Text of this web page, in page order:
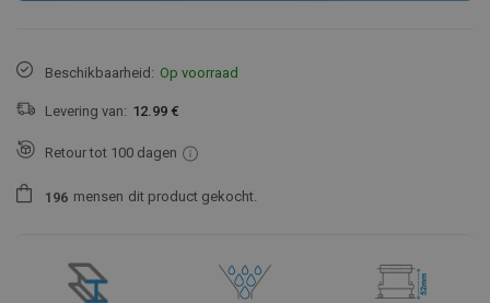
Beschikbaarheid: Op voorraad
Levering van: 12.99 €
Retour tot 100 dagen
1 96 mensen dit product gekocht.